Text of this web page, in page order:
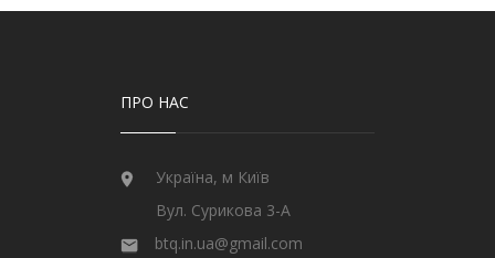
ПРО НАС
Україна, м Київ
Вул. Сурикова 3-А
btq.in.ua@gmail.com